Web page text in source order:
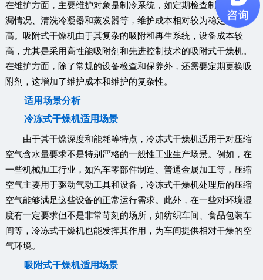
在维护方面，主要维护对象是制冷系统，如定期检查制冷剂的泄
漏情况、清洗冷凝器和蒸发器等，维护成本相对较为稳定且不
高。吸附式干燥机由于其复杂的吸附和再生系统，设备成本较
高，尤其是采用高性能吸附剂和先进控制技术的吸附式干燥机。
在维护方面，除了常规的设备检查和保养外，还需要定期更换吸
附剂，这增加了维护成本和维护的复杂性。
适用场景分析
冷冻式干燥机适用场景
由于其干燥深度和能耗等特点，冷冻式干燥机适用于对压缩
空气含水量要求不是特别严格的一般性工业生产场景。例如，在
一些机械加工行业，如汽车零部件制造、普通金属加工等，压缩
空气主要用于驱动气动工具和设备，冷冻式干燥机处理后的压缩
空气能够满足这些设备的正常运行需求。此外，在一些对环境湿
度有一定要求但不是非常苛刻的场所，如纺织车间、食品包装车
间等，冷冻式干燥机也能发挥其作用，为车间提供相对干燥的空
气环境。
吸附式干燥机适用场景